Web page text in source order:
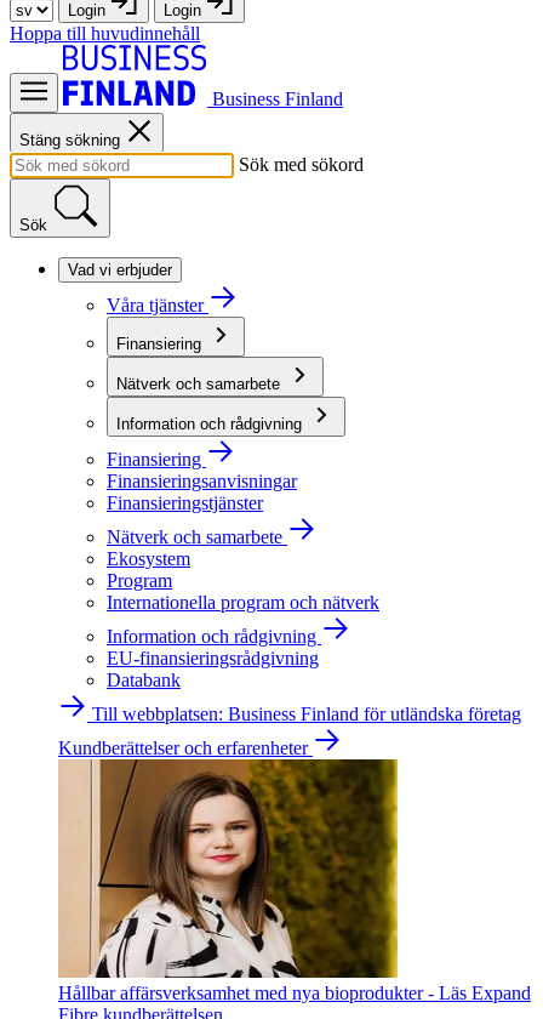
Login Login
Hoppa till huvudinnehåll
Business Finland
Stäng sökning
Sök med sökord
Sök
Vad vi erbjuder
Våra tjänster
Finansiering
Nätverk och samarbete
Information och rådgivning
Finansiering
Finansieringsanvisningar
Finansieringstjänster
Nätverk och samarbete
Ekosystem
Program
Internationella program och nätverk
Information och rådgivning
EU-finansieringsrådgivning
Databank
Till webbplatsen: Business Finland för utländska företag
Kundberättelser och erfarenheter
Hållbar affärsverksamhet med nya bioprodukter - Läs Expand
Fibre kundberättelsen